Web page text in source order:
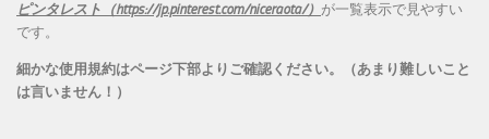
ピンタレスト（https://jp.pinterest.com/niceraota/） が一覧表示で見やすい
です。
細かな使用規約はページ下部よりご確認ください。（あまり難しいこと
は言いません！）